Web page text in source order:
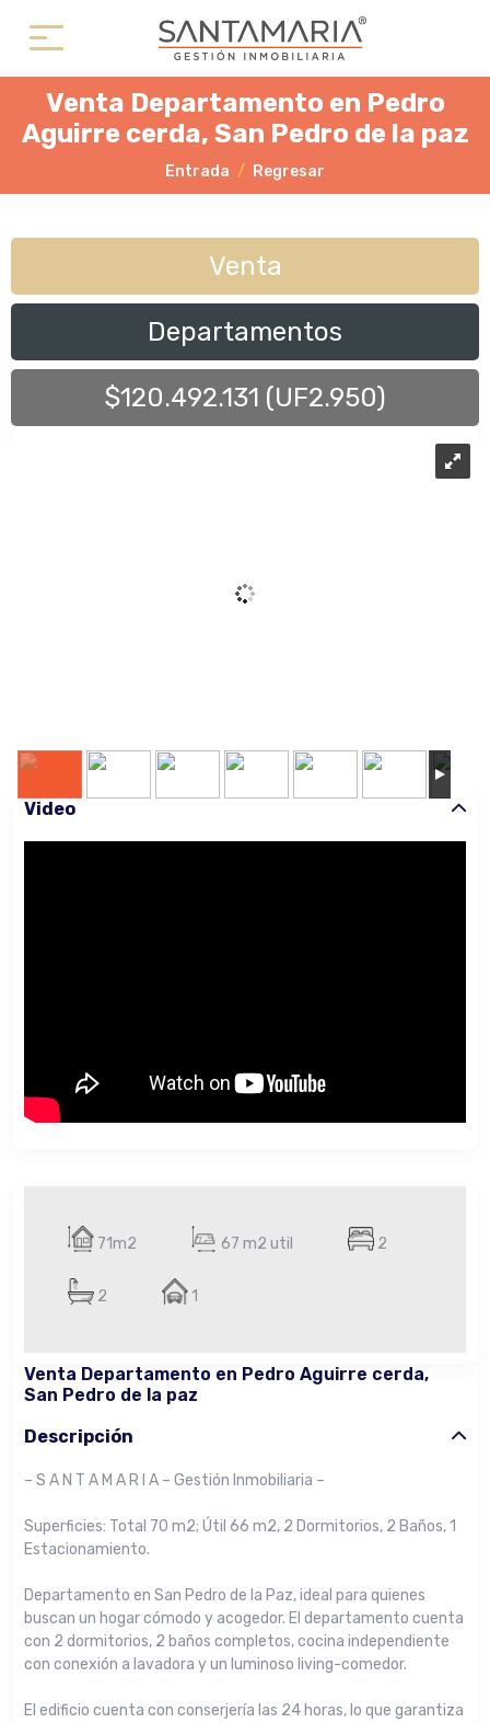
Venta Departamento en Pedro
Aguirre cerda, San Pedro de la paz
Entrada Regresar
Venta
Departamentos
$120.492.131 (UF2.950)
71m2 67 m2 util 2
2 1
Venta Departamento en Pedro Aguirre cerda,
San Pedro de la paz
Descripción
– S A N T A M A R I A – Gestión Inmobiliaria –
Superficies: Total 70 m2; Útil 66 m2, 2 Dormitorios, 2 Baños, 1
Estacionamiento.
Departamento en San Pedro de la Paz, ideal para quienes
buscan un hogar cómodo y acogedor. El departamento cuenta
con 2 dormitorios, 2 baños completos, cocina independiente
con conexión a lavadora y un luminoso living-comedor.
El edificio cuenta con conserjería las 24 horas, lo que garantiza
Video